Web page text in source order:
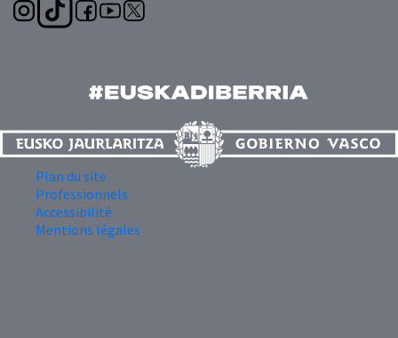
Plan du site
Professionnels
Accessibilité
Mentions légales